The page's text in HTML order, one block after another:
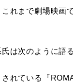
れまで劇場映画
は次のように語る
されている『